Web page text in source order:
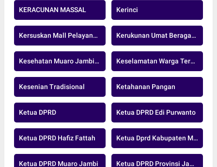
KERACUNAN MASSAL Kerinci
Kersuskan Mall Pelayanan Publik Kerukunan Umat Beragama
Kesehatan Muaro Jambi.nasional Keselamatan Warga Terancam
Kesenian Tradisional Ketahanan Pangan
Ketua DPRD Ketua DPRD Edi Purwanto
Ketua DPRD Hafiz Fattah Ketua Dprd Kabupaten Muaro Jambi
Ketua DPRD Muaro Jambi Ketua DPRD Provinsi Jambi